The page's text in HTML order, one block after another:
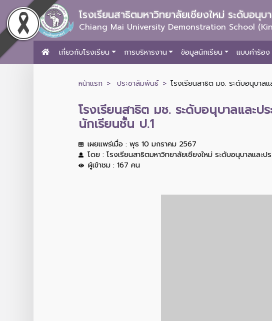
โรงเรียนสาธิตมหาวิทยาลัยเชียงใหม่ ระดับอนุบ
Chiang Mai University Demonstration School
เกี่ยวกับโรงเรียน การบริหารงาน ข้อมูลนักเรียน แบบคำร้อ
หน้าแรก ประชาสัมพันธ์ โรงเรียนสาธิต มช. ระดับอนุบาล
โรงเรียนสาธิต มช. ระดับอนุบาลแล
นักเรียนชั้น ป.1
เผยแพร่เมื่อ : พุธ 10 มกราคม 2567
โดย : โรงเรียนสาธิตมหาวิทยาลัยเชียงใหม่ ระดับอนุบาลและป
ผู้เข้าชม : 167 คน